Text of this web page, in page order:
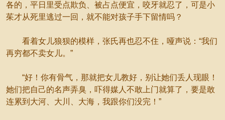
各的，平日里受点欺负、被占点便宜，咬牙就忍了，可是小
茱才从死里逃过一回，就不能对孩子手下留情吗？
看着女儿狼狈的模样，张氏再也忍不住，哑声说：“我们
再穷都不卖女儿。”
“好！你有骨气，那就把女儿教好，别让她们丢人现眼！
她们把自己的名声弄臭，吓得媒人不敢上门就算了，要是敢
连累到大河、大川、大海，我跟你们没完！”